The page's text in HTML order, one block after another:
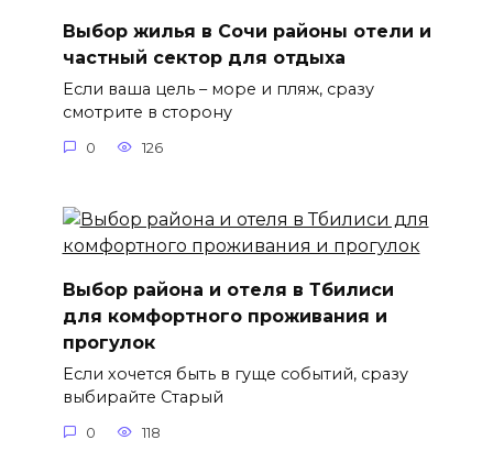
Выбор жилья в Сочи районы отели и
частный сектор для отдыха
Если ваша цель – море и пляж, сразу
смотрите в сторону
0 126
Выбор района и отеля в Тбилиси
для комфортного проживания и
прогулок
Если хочется быть в гуще событий, сразу
выбирайте Старый
0 118